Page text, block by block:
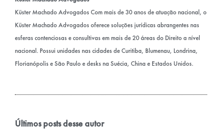
Küster Machado Advogados Com mais de 30 anos de atuação nacional, o
Küster Machado Advogados oferece soluções jurídicas abrangentes nas
esferas contenciosas e consultivas em mais de 20 áreas do Direito a nível
nacional. Possui unidades nas cidades de Curitiba, Blumenau, Londrina,
Florianópolis e São Paulo e desks na Suécia, China e Estados Unidos.
Últimos posts desse autor